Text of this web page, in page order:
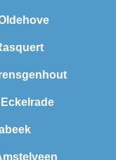
Eckelrade